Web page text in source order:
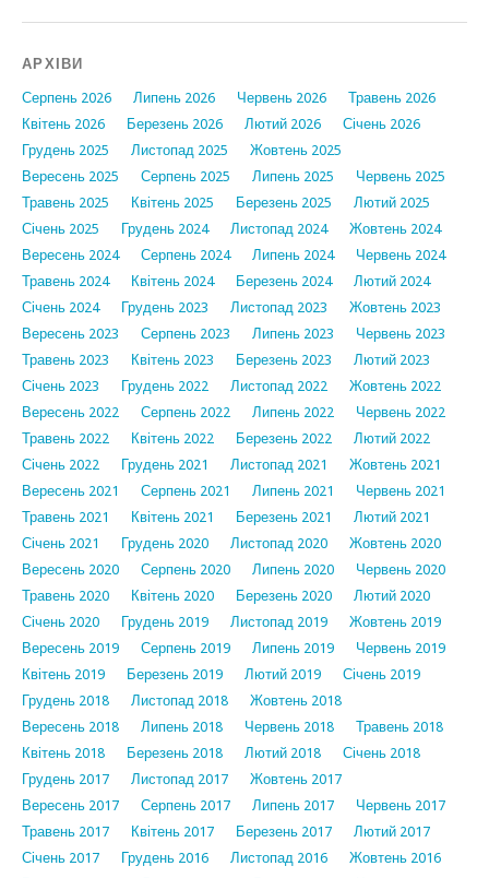
АРХІВИ
Серпень 2026 Липень 2026 Червень 2026
Травень 2026
Квітень 2026
Березень 2026 Лютий 2026
Січень 2026
Грудень 2025
Листопад 2025
Жовтень 2025
Вересень 2025
Серпень 2025 Липень 2025
Червень 2025
Травень 2025
Квітень 2025 Березень 2025
Лютий 2025
Січень 2025
Грудень 2024 Листопад 2024
Жовтень 2024
Вересень 2024
Серпень 2024 Липень 2024
Червень 2024
Травень 2024
Квітень 2024 Березень 2024
Лютий 2024
Січень 2024
Грудень 2023 Листопад 2023
Жовтень 2023
Вересень 2023
Серпень 2023 Липень 2023
Червень 2023
Травень 2023
Квітень 2023 Березень 2023
Лютий 2023
Січень 2023
Грудень 2022 Листопад 2022
Жовтень 2022
Вересень 2022
Серпень 2022 Липень 2022
Червень 2022
Травень 2022
Квітень 2022 Березень 2022
Лютий 2022
Січень 2022
Грудень 2021 Листопад 2021
Жовтень 2021
Вересень 2021
Серпень 2021 Липень 2021
Червень 2021
Травень 2021
Квітень 2021 Березень 2021
Лютий 2021
Січень 2021
Грудень 2020 Листопад 2020
Жовтень 2020
Вересень 2020
Серпень 2020 Липень 2020
Червень 2020
Травень 2020
Квітень 2020 Березень 2020
Лютий 2020
Січень 2020
Грудень 2019 Листопад 2019
Жовтень 2019
Вересень 2019
Серпень 2019 Липень 2019
Червень 2019
Квітень 2019
Березень 2019 Лютий 2019
Січень 2019
Грудень 2018
Листопад 2018
Жовтень 2018
Вересень 2018
Липень 2018 Червень 2018
Травень 2018
Квітень 2018
Березень 2018 Лютий 2018
Січень 2018
Грудень 2017
Листопад 2017
Жовтень 2017
Вересень 2017
Серпень 2017 Липень 2017
Червень 2017
Травень 2017
Квітень 2017 Березень 2017
Лютий 2017
Січень 2017
Грудень 2016 Листопад 2016
Жовтень 2016